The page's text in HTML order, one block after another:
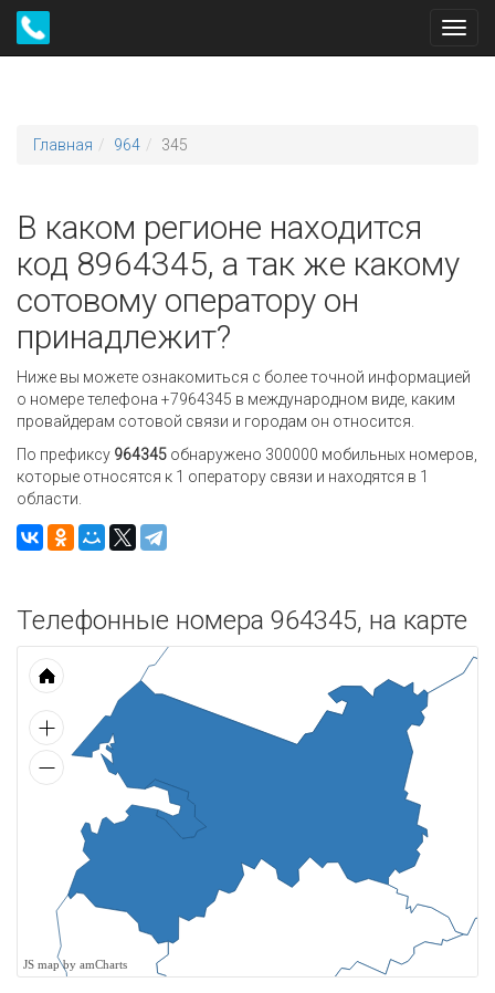
Главная 964 345
В каком регионе находится
код 8964345, а так же какому
сотовому оператору он
принадлежит?
Ниже вы можете ознакомиться с более точной информацией
о номере телефона +7964345 в международном виде, каким
провайдерам сотовой связи и городам он относится.
По префиксу 964345 обнаружено 300000 мобильных номеров,
которые относятся к 1 оператору связи и находятся в 1
области.
Телефонные номера 964345, на карте
JS map by amCharts